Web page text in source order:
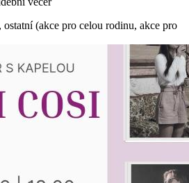
(akce pro celou rodinu, akce pro